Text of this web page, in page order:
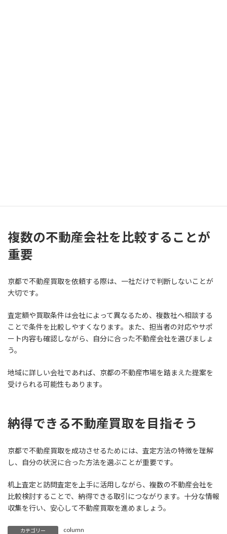
複数の不動産会社を比較することが
重要
京都で不動産買取を依頼する際は、一社だけで判断しないことが
大切です。
査定額や買取条件は会社によって異なるため、複数社へ相談する
ことで条件を比較しやすくなります。また、担当者の対応やサポ
ート内容も確認しながら、自分に合った不動産会社を選びましょ
う。
地域に詳しい会社であれば、京都の不動産市場を踏まえた提案を
受けられる可能性もあります。
納得できる不動産買取を目指そう
京都で不動産買取を成功させるためには、査定方法の特徴を理解
し、自分の状況に合った方法を選ぶことが重要です。
机上査定と訪問査定を上手に活用しながら、複数の不動産会社を
比較検討することで、納得できる取引につながります。十分な情報
収集を行い、安心して不動産買取を進めましょう。
カテゴリー column